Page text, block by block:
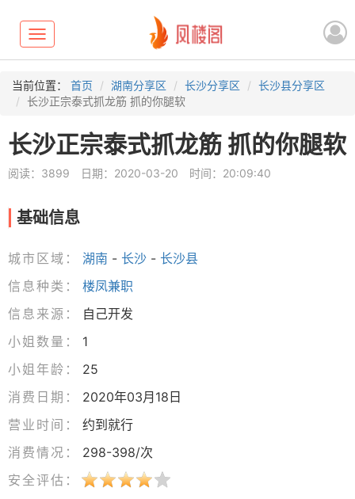
Toggle
navigation
当前位置： 首页 湖南分享区 长沙分享区
长沙县分享区
长沙正宗泰式抓龙筋 抓的你腿软
长沙正宗泰式抓龙筋 抓的你腿软
阅读：3899 日期：2020-03-20 时间：20:09:40
基础信息
城市区域： 湖南 - 长沙 - 长沙县
信息种类：
楼凤兼职
信息来源：
自己开发
小姐数量：
1
小姐年龄：
25
消费日期：
2020年03月18日
营业时间：
约到就行
消费情况：
298-398/次
安全评估：